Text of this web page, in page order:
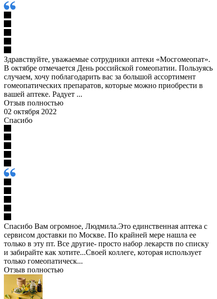
Здравствуйте, уважаемые сотрудники аптеки «Мосгомеопат».
В октябре отмечается День российской гомеопатии. Пользуясь
случаем, хочу поблагодарить вас за большой ассортимент
гомеопатических препаратов, которые можно приобрести в
вашей аптеке. Радует ...
Отзыв полностью
02 октября 2022
Спасибо
Спасибо Вам огромное, Людмила.Это единственная аптека с
сервисом доставки по Москве. По крайней мере нашла ее
только в эту пт. Все другие- просто набор лекарств по списку
и забирайте как хотите...Своей коллеге, которая использует
только гомеопатическ...
Отзыв полностью